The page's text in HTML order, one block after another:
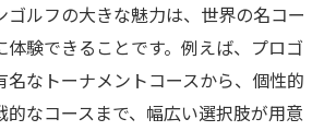
ゴルフの大きな魅力は、世界の名コー
体験できることです。例えば、プロゴ
名なトーナメントコースから、個性的
的なコースまで、幅広い選択肢が用意